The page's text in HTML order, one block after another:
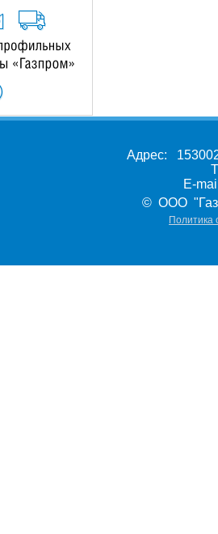
Адрес:
E-
© ООО
Политика